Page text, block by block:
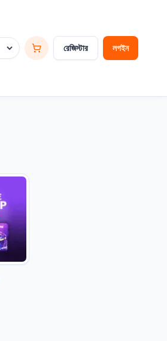
রেজিস্টার লগইন